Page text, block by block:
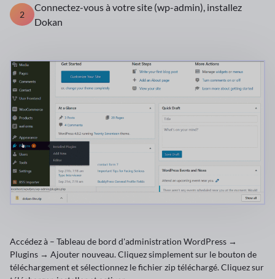
2
Connectez-vous à votre site (wp-admin), installez
Dokan
Accédez à – Tableau de bord d'administration WordPress →
Plugins → Ajouter nouveau. Cliquez simplement sur le bouton de
téléchargement et sélectionnez le fichier zip téléchargé. Cliquez sur